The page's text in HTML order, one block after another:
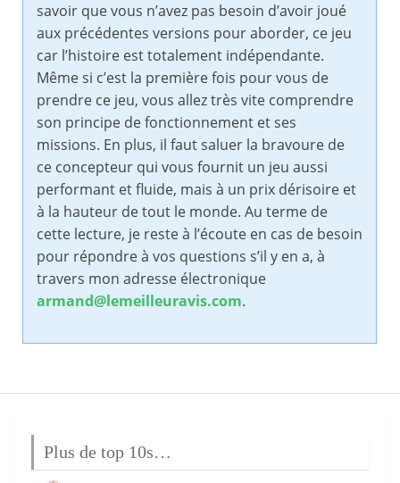
savoir que vous n’avez pas besoin d’avoir joué
aux précédentes versions pour aborder, ce jeu
car l’histoire est totalement indépendante.
Même si c’est la première fois pour vous de
prendre ce jeu, vous allez très vite comprendre
son principe de fonctionnement et ses
missions. En plus, il faut saluer la bravoure de
ce concepteur qui vous fournit un jeu aussi
performant et fluide, mais à un prix dérisoire et
à la hauteur de tout le monde. Au terme de
cette lecture, je reste à l’écoute en cas de besoin
pour répondre à vos questions s’il y en a, à
travers mon adresse électronique
armand@lemeilleuravis.com.
Plus de top 10s…